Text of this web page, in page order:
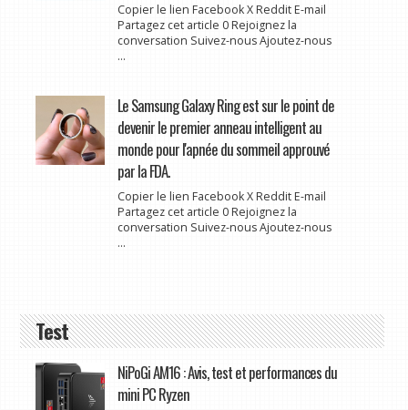
Copier le lien Facebook X Reddit E-mail
Partagez cet article 0 Rejoignez la
conversation Suivez-nous Ajoutez-nous
...
Le Samsung Galaxy Ring est sur le point de
devenir le premier anneau intelligent au
monde pour l'apnée du sommeil approuvé
par la FDA.
Copier le lien Facebook X Reddit E-mail
Partagez cet article 0 Rejoignez la
conversation Suivez-nous Ajoutez-nous
...
Test
NiPoGi AM16 : Avis, test et performances du
mini PC Ryzen